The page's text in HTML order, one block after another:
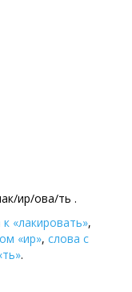
ир/ова/ть .
«лакировать»,
«ир», слова с
.